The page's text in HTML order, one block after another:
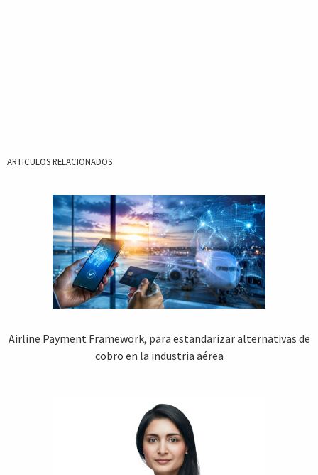
ARTICULOS RELACIONADOS
Airline Payment Framework, para estandarizar alternativas de
cobro en la industria aérea